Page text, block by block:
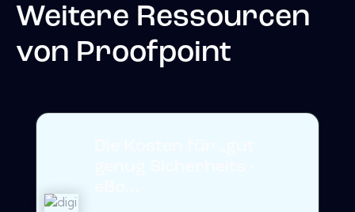
Weitere Ressourcen
von Proofpoint